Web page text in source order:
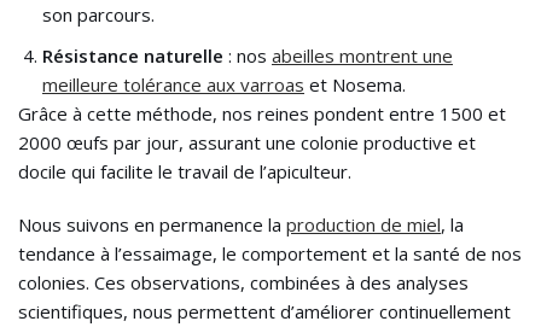
son parcours.
Résistance naturelle : nos abeilles montrent une
meilleure tolérance aux varroas et Nosema.
Grâce à cette méthode, nos reines pondent entre 1500 et
2000 œufs par jour, assurant une colonie productive et
docile qui facilite le travail de l’apiculteur.
Nous suivons en permanence la production de miel, la
tendance à l’essaimage, le comportement et la santé de nos
colonies. Ces observations, combinées à des analyses
scientifiques, nous permettent d’améliorer continuellement